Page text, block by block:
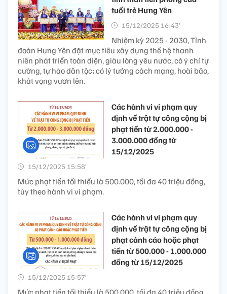
tuổi trẻ Hưng Yên
15/12/2025 16:43’
Nhiệm kỳ 2025 - 2030, Tỉnh
đoàn Hưng Yên đặt mục tiêu xây dựng thế hệ thanh
niên phát triển toàn diện, giàu lòng yêu nước, có ý chí tự
cường, tự hào dân tộc; có lý tưởng cách mạng, hoài bão,
khát vọng vươn lên.
Các hành vi vi phạm quy
định về trật tự công cộng bị
phạt tiền từ 2.000.000 -
3.000.000 đồng từ
15/12/2025
15/12/2025 15:58’
Mức phạt tiền tối thiểu là 500.000, tối đa 40 triệu đồng,
tùy theo hành vi vi phạm.
Các hành vi vi phạm quy
định về trật tự công cộng bị
phạt cảnh cáo hoặc phạt
tiền từ 500.000 - 1.000.000
đồng từ 15/12/2025
15/12/2025 15:57’
Mức phạt tiền tối thiểu là 500.000, tối đa 40 triệu đồng,